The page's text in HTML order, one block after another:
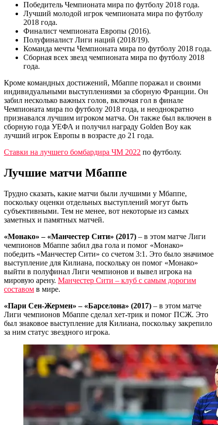
Победитель Чемпионата мира по футболу 2018 года.
Лучший молодой игрок чемпионата мира по футболу
2018 года.
Финалист чемпионата Европы (2016).
Полуфиналист Лиги наций (2018/19).
Команда мечты Чемпионата мира по футболу 2018 года.
Сборная всех звезд чемпионата мира по футболу 2018
года.
Кроме командных достижений, Мбаппе поражал и своими
индивидуальными выступлениями за сборную Франции. Он
забил несколько важных голов, включая гол в финале
Чемпионата мира по футболу 2018 года, и неоднократно
признавался лучшим игроком матча. Он также был включен в
сборную года УЕФА и получил награду Golden Boy как
лучший игрок Европы в возрасте до 21 года.
Ставки на лучшего бомбардира ЧМ 2022 по футболу.
Лучшие матчи Мбаппе
Трудно сказать, какие матчи были лучшими у Мбаппе,
поскольку оценки отдельных выступлений могут быть
субъективными. Тем не менее, вот некоторые из самых
заметных и памятных матчей.
«Монако» – «Манчестер Сити» (2017) – в этом матче Лиги
чемпионов Мбаппе забил два гола и помог «Монако»
победить «Манчестер Сити» со счетом 3:1. Это было значимое
выступление для Килиана, поскольку он помог «Монако»
выйти в полуфинал Лиги чемпионов и вывел игрока на
мировую арену. Манчестер Сити – клуб с самым дорогим
составом в мире.
«Пари Сен-Жермен» – «Барселона» (2017) – в этом матче
Лиги чемпионов Мбаппе сделал хет-трик и помог ПСЖ. Это
был знаковое выступление для Килиана, поскольку закрепило
за ним статус звездного игрока.